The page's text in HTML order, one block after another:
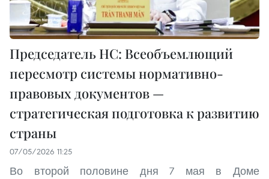
Председатель НС: Всеобъемлющий
пересмотр системы нормативно-
правовых документов —
стратегическая подготовка к развитию
страны
07/05/2026 11:25
Во второй половине дня 7 мая в Доме